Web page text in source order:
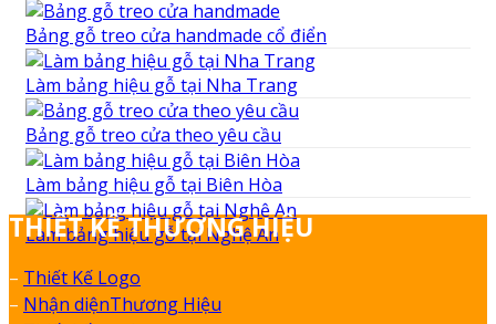
Bảng gỗ treo cửa handmade cổ điển
Làm bảng hiệu gỗ tại Nha Trang
Bảng gỗ treo cửa theo yêu cầu
Làm bảng hiệu gỗ tại Biên Hòa
Làm bảng hiệu gỗ tại Nghệ An
THIẾT KẾ THƯƠNG HIỆU
– Thiết Kế Logo
– Nhận diệnThương Hiệu